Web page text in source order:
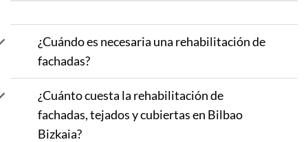
¿Cuándo es necesaria una rehabilitación de
fachadas?
¿Cuánto cuesta la rehabilitación de
fachadas, tejados y cubiertas en Bilbao
Bizkaia?